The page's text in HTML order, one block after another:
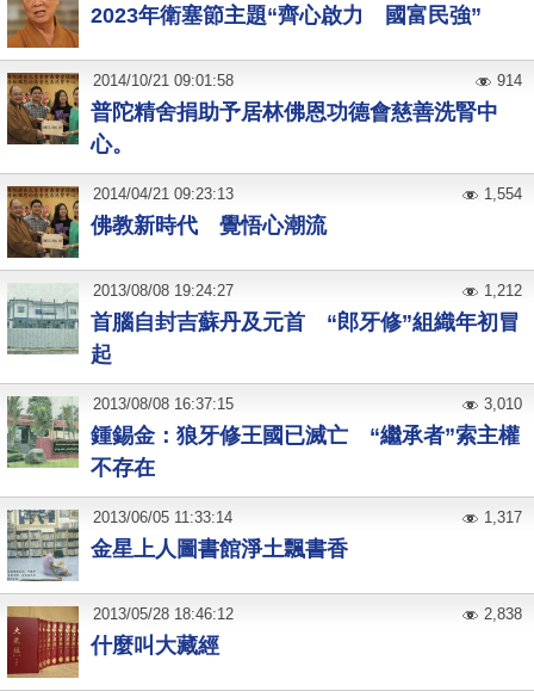
2023年衛塞節主題“齊心啟力 國富民強”
普陀精舍捐助予居林佛恩功德會慈善洗腎中
心。
2014/10/21 09:01:58 914
佛教新時代 覺悟心潮流
2014/04/21 09:23:13 1,554
首腦自封吉蘇丹及元首 “郎牙修”組織年初冒
起
2013/08/08 19:24:27 1,212
鍾錫金：狼牙修王國已滅亡 “繼承者”索主權
不存在
2013/08/08 16:37:15 3,010
金星上人圖書館淨土飄書香
2013/06/05 11:33:14 1,317
什麼叫大藏經
2013/05/28 18:46:12 2,838